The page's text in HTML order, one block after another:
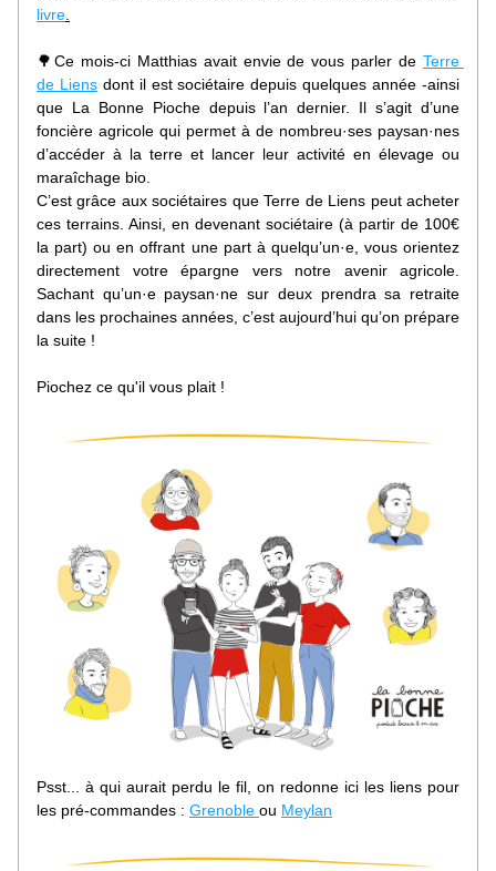
livre
🌳Ce mois-ci Matthias avait envie de vous parler de Terre
de Liens dont il est sociétaire depuis quelques année -ainsi
que La Bonne Pioche depuis l’an dernier. Il s’agit d’une
foncière agricole qui permet à de nombreu·ses paysan·nes
d’accéder à la terre et lancer leur activité en élevage ou
maraîchage bio.
C’est grâce aux sociétaires que Terre de Liens peut acheter
ces terrains. Ainsi, en devenant sociétaire (à partir de 100€
la part) ou en offrant une part à quelqu’un·e, vous orientez
directement votre épargne vers notre avenir agricole.
Sachant qu’un·e paysan·ne sur deux prendra sa retraite
dans les prochaines années, c’est aujourd’hui qu’on prépare
la suite !
Piochez ce qu'il vous plait !
Psst... à qui aurait perdu le fil, on redonne ici les liens pour
les pré-commandes : Grenoble ou Meylan